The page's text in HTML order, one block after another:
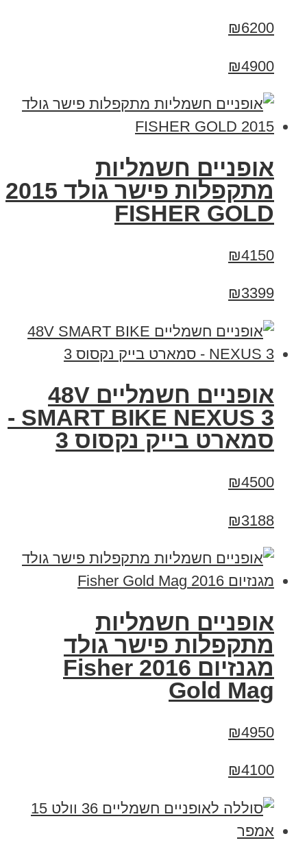
₪6200
₪4900
אופניים חשמליות
מתקפלות פישר גולד 2015
FISHER GOLD
₪4150
₪3399
אופניים חשמליים 48V
SMART BIKE NEXUS 3 -
סמארט בייק נקסוס 3
₪4500
₪3188
אופניים חשמליות
מתקפלות פישר גולד
מגנזיום 2016 Fisher
Gold Mag
₪4950
₪4100